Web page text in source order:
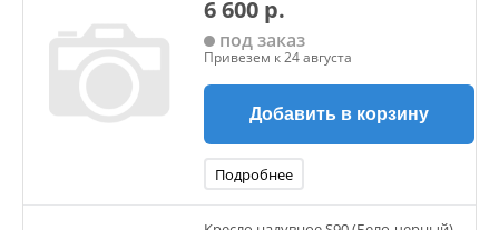
6 600 р.
под заказ
Привезем к 24 августа
Добавить в корзину
Подробнее